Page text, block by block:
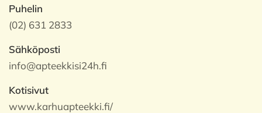
Puhelin
(02) 631 2833
Sähköposti
info@apteekkisi24h.fi
Kotisivut
www.karhuapteekki.fi/